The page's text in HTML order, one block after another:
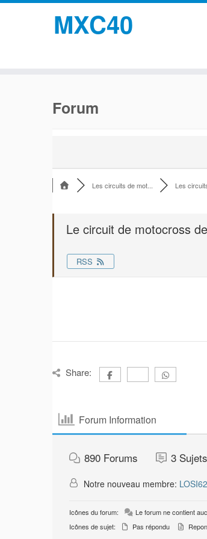
MXC40
Forum
Les circuits de mot... Les
Le circuit de motocross
RSS
Share:
Forum Information
890 Forums 3 Sujets
Notre nouveau membre: LOSI62
Icônes du forum: Le forum ne contient
Icônes de sujet:
Pas répondu